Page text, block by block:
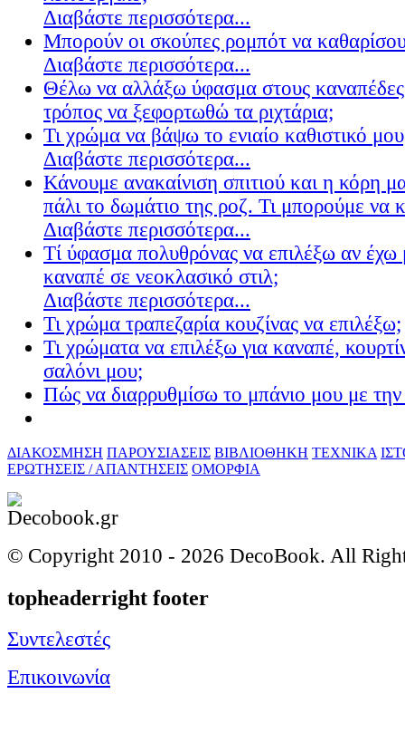
Διαβάστε περισσότερα...
Μπορούν οι σκούπες ρομπότ να
Διαβάστε περισσότερα...
Θέλω να αλλάξω ύφασμα στους
τρόπος να ξεφορτωθώ τα ριχτάρια;
Τι χρώμα να βάψω το ενιαίο καθιστικό
Διαβάστε περισσότερα...
Κάνουμε ανακαίνιση σπιτιού και η κόρη
πάλι το δωμάτιο της ροζ. Τι μπορούμε να
Διαβάστε περισσότερα...
Τί ύφασμα πολυθρόνας να επιλέξω αν έχω
καναπέ σε νεοκλασικό στιλ;
Διαβάστε περισσότερα...
Τι χρώμα τραπεζαρία κουζίνας να επιλέξω;
Τι χρώματα να επιλέξω για καναπέ,
σαλόνι μου;
Πώς να διαρρυθμίσω το μπάνιο μου με την
ΔΙΑΚΟΣΜΗΣΗ ΠΑΡΟΥΣΙΑΣΕΙΣ ΒΙΒΛΙΟΘΗΚΗ ΤΕΧΝΙΚΑ
ΕΡΩΤΗΣΕΙΣ / ΑΠΑΝΤΗΣΕΙΣ ΟΜΟΡΦΙΑ
© Copyright 2010 - 2026 DecoBook. All
topheaderright footer
Συντελεστές
Επικοινωνία